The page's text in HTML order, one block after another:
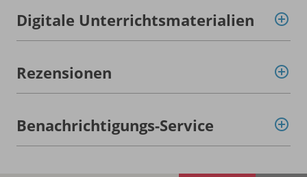
Digitale Unterrichtsmaterialien
Rezensionen
Benachrichtigungs-Service